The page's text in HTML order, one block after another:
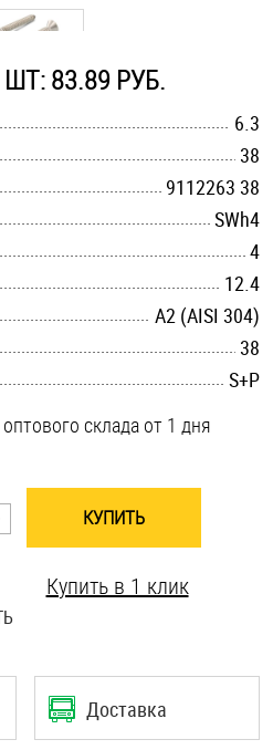
83.89 РУБ.
6.3
38
9112263 38
SWh4
4
12.4
А2 (AISI 304)
38
S+P
склада от 1 дня
КУПИТЬ
Купить в 1 клик
Доставка